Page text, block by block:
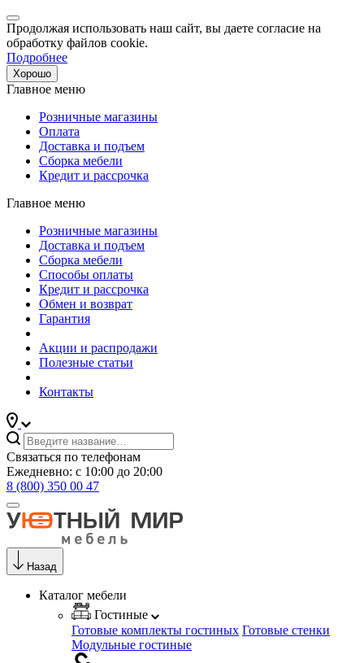
Продолжая использовать наш сайт, вы даете согласие на
обработку файлов cookie.
Подробнее
Хорошо
Главное меню
Розничные магазины
Оплата
Доставка и подъем
Сборка мебели
Кредит и рассрочка
Главное меню
Розничные магазины
Доставка и подъем
Сборка мебели
Способы оплаты
Кредит и рассрочка
Обмен и возврат
Гарантия
Акции и распродажи
Полезные статьи
Контакты
Связаться по телефонам
Ежедневно: с 10:00 до 20:00
8 (800) 350 00 47
Назад
Каталог мебели
Гостиные
Готовые комплекты гостиных Готовые стенки
Модульные гостиные